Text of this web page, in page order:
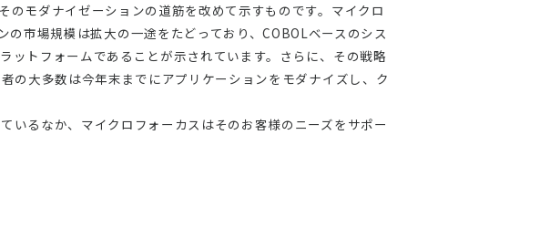
モダナイゼーションの道筋を改めて示すものです。マイクロ
の市場規模は拡大の一途をたどっており、COBOLベースのシス
ットフォームであることが示されています。さらに、その戦略
の大多数は今年末までにアプリケーションをモダナイズし、ク
いるなか、マイクロフォーカスはそのお客様のニーズをサポー